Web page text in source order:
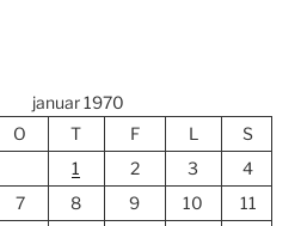
januar 1970
O
T F L
S
1
2 3
4
7
8 9 10
11